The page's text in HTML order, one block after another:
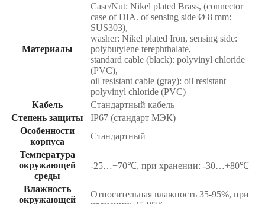
Материалы
Case/Nut: Nikel plated Brass, (connector
case of DIA. of sensing side Ø 8 mm:
SUS303),
washer: Nikel plated Iron, sensing side:
polybutylene terephthalate,
standard cable (black): polyvinyl chloride
(PVC),
oil resistant cable (gray): oil resistant
polyvinyl chloride (PVC)
Кабель
Стандартный кабель
Степень защиты
IP67 (стандарт МЭК)
Особенности
корпуса
Стандартный
Температура
окружающей
среды
-25…+70℃, при хранении: -30…+80℃
Влажность
окружающей
Относительная влажность 35-95%, при